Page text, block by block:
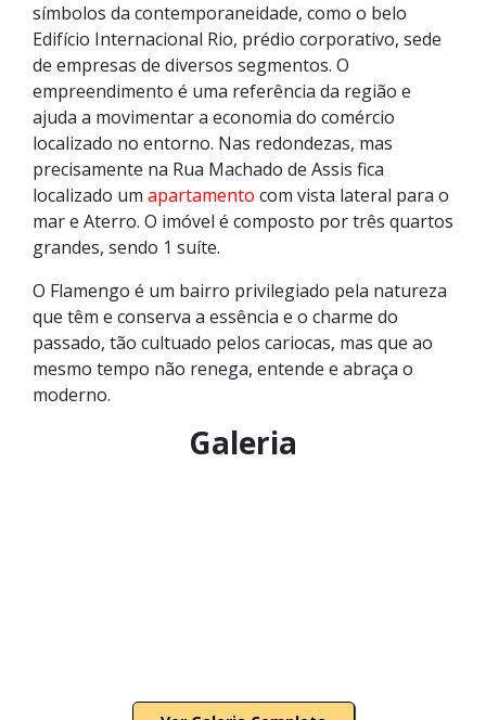
símbolos da contemporaneidade, como o belo
Edifício Internacional Rio, prédio corporativo, sede
de empresas de diversos segmentos. O
empreendimento é uma referência da região e
ajuda a movimentar a economia do comércio
localizado no entorno. Nas redondezas, mas
precisamente na Rua Machado de Assis fica
localizado um apartamento com vista lateral para o
mar e Aterro. O imóvel é composto por três quartos
grandes, sendo 1 suíte.
O Flamengo é um bairro privilegiado pela natureza
que têm e conserva a essência e o charme do
passado, tão cultuado pelos cariocas, mas que ao
mesmo tempo não renega, entende e abraça o
moderno.
Galeria